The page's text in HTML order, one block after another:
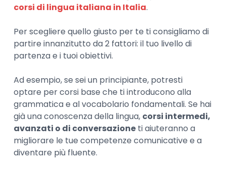
corsi di lingua italiana in Italia.
Per scegliere quello giusto per te ti consigliamo di
partire innanzitutto da 2 fattori: il tuo livello di
partenza e i tuoi obiettivi.
Ad esempio, se sei un principiante, potresti
optare per corsi base che ti introducono alla
grammatica e al vocabolario fondamentali. Se hai
già una conoscenza della lingua, corsi intermedi,
avanzati o di conversazione ti aiuteranno a
migliorare le tue competenze comunicative e a
diventare più fluente.